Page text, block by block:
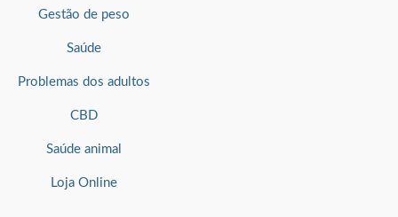
Gestão de peso
Saúde
Problemas dos adultos
CBD
Saúde animal
Loja Online